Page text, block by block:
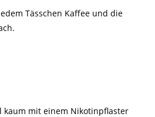
Tässchen Kaffee und die
kaum mit einem Nikotinpflaster